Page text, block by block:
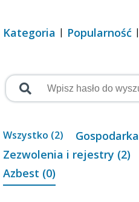
Kategoria Popularność
Wszystko (2)
Zezwolenia i rejestry (2)
Azbest (0)